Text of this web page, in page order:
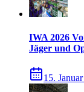
IWA 2026
Jäger und
15.